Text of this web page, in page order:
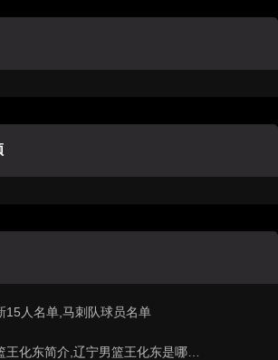
15人名单,马刺队球员名单
化东简介,辽宁男篮王化东是哪里人？